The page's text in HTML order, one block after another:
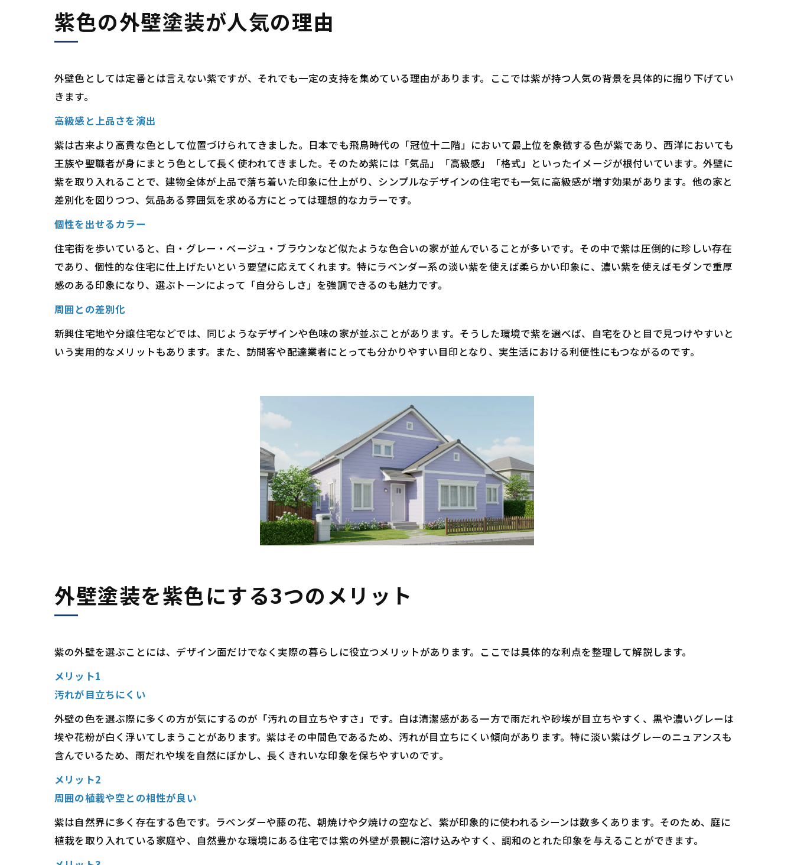
紫色の外壁塗装が人気の理由
外壁色としては定番とは言えない紫ですが、それでも一定の支持を集めている理由があります。ここでは紫が持つ人気の背景を具体的に掘り下げてい
きます。
高級感と上品さを演出
紫は古来より高貴な色として位置づけられてきました。日本でも飛鳥時代の「冠位十二階」において最上位を象徴する色が紫であり、西洋においても
王族や聖職者が身にまとう色として長く使われてきました。そのため紫には「気品」「高級感」「格式」といったイメージが根付いています。外壁に
紫を取り入れることで、建物全体が上品で落ち着いた印象に仕上がり、シンプルなデザインの住宅でも一気に高級感が増す効果があります。他の家と
差別化を図りつつ、気品ある雰囲気を求める方にとっては理想的なカラーです。
個性を出せるカラー
住宅街を歩いていると、白・グレー・ベージュ・ブラウンなど似たような色合いの家が並んでいることが多いです。その中で紫は圧倒的に珍しい存在
であり、個性的な住宅に仕上げたいという要望に応えてくれます。特にラベンダー系の淡い紫を使えば柔らかい印象に、濃い紫を使えばモダンで重厚
感のある印象になり、選ぶトーンによって「自分らしさ」を強調できるのも魅力です。
周囲との差別化
新興住宅地や分譲住宅などでは、同じようなデザインや色味の家が並ぶことがあります。そうした環境で紫を選べば、自宅をひと目で見つけやすいと
いう実用的なメリットもあります。また、訪問客や配達業者にとっても分かりやすい目印となり、実生活における利便性にもつながるのです。
外壁塗装を紫色にする3つのメリット
紫の外壁を選ぶことには、デザイン面だけでなく実際の暮らしに役立つメリットがあります。ここでは具体的な利点を整理して解説します。
メリット1
汚れが目立ちにくい
外壁の色を選ぶ際に多くの方が気にするのが「汚れの目立ちやすさ」です。白は清潔感がある一方で雨だれや砂埃が目立ちやすく、黒や濃いグレーは
埃や花粉が白く浮いてしまうことがあります。紫はその中間色であるため、汚れが目立ちにくい傾向があります。特に淡い紫はグレーのニュアンスも
含んでいるため、雨だれや埃を自然にぼかし、長くきれいな印象を保ちやすいのです。
メリット2
周囲の植栽や空との相性が良い
紫は自然界に多く存在する色です。ラベンダーや藤の花、朝焼けや夕焼けの空など、紫が印象的に使われるシーンは数多くあります。そのため、庭に
植栽を取り入れている家庭や、自然豊かな環境にある住宅では紫の外壁が景観に溶け込みやすく、調和のとれた印象を与えることができます。